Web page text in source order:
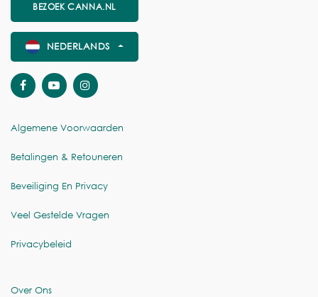
BEZOEK CANNA.NL
NEDERLANDS
Algemene Voorwaarden
Betalingen & Retouneren
Beveiliging En Privacy
Veel Gestelde Vragen
Privacybeleid
Over Ons